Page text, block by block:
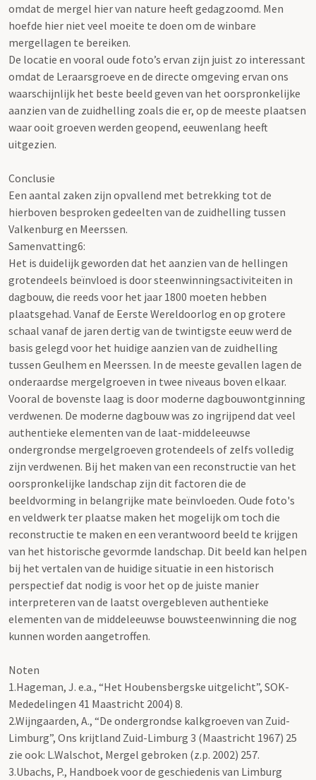
omdat de mergel hier van nature heeft gedagzoomd. Men
hoefde hier niet veel moeite te doen om de winbare
mergellagen te bereiken.
De locatie en vooral oude foto’s ervan zijn juist zo interessant
omdat de Leraarsgroeve en de directe omgeving ervan ons
waarschijnlijk het beste beeld geven van het oorspronkelijke
aanzien van de zuidhelling zoals die er, op de meeste plaatsen
waar ooit groeven werden geopend, eeuwenlang heeft
uitgezien.
Conclusie
Een aantal zaken zijn opvallend met betrekking tot de
hierboven besproken gedeelten van de zuidhelling tussen
Valkenburg en Meerssen.
Samenvatting6:
Het is duidelijk geworden dat het aanzien van de hellingen
grotendeels beïnvloed is door steenwinningsactiviteiten in
dagbouw, die reeds voor het jaar 1800 moeten hebben
plaatsgehad. Vanaf de Eerste Wereldoorlog en op grotere
schaal vanaf de jaren dertig van de twintigste eeuw werd de
basis gelegd voor het huidige aanzien van de zuidhelling
tussen Geulhem en Meerssen. In de meeste gevallen lagen de
onderaardse mergelgroeven in twee niveaus boven elkaar.
Vooral de bovenste laag is door moderne dagbouwontginning
verdwenen. De moderne dagbouw was zo ingrijpend dat veel
authentieke elementen van de laat-middeleeuwse
ondergrondse mergelgroeven grotendeels of zelfs volledig
zijn verdwenen. Bij het maken van een reconstructie van het
oorspronkelijke landschap zijn dit factoren die de
beeldvorming in belangrijke mate beïnvloeden. Oude foto's
en veldwerk ter plaatse maken het mogelijk om toch die
reconstructie te maken en een verantwoord beeld te krijgen
van het historische gevormde landschap. Dit beeld kan helpen
bij het vertalen van de huidige situatie in een historisch
perspectief dat nodig is voor het op de juiste manier
interpreteren van de laatst overgebleven authentieke
elementen van de middeleeuwse bouwsteenwinning die nog
kunnen worden aangetroffen.
Noten
1.Hageman, J. e.a., “Het Houbensbergske uitgelicht”, SOK-
Mededelingen 41 Maastricht 2004) 8.
2.Wijngaarden, A., “De ondergrondse kalkgroeven van Zuid-
Limburg”, Ons krijtland Zuid-Limburg 3 (Maastricht 1967) 25
zie ook: L.Walschot, Mergel gebroken (z.p. 2002) 257.
3.Ubachs, P., Handboek voor de geschiedenis van Limburg